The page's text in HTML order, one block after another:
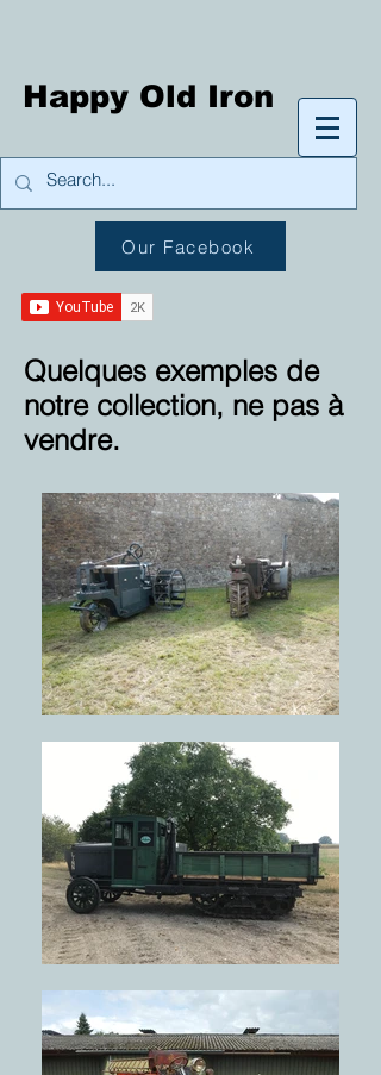
Happy Old Iron
Our Facebook
Quelques exemples de
notre collection, ne pas à
vendre.